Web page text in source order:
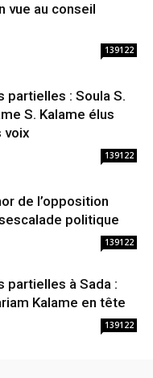
vue au conseil
139122
partielles : Soula S.
S. Kalame élus
voix
139122
de l’opposition
politique
139122
partielles à Sada :
Kalame en tête
139122